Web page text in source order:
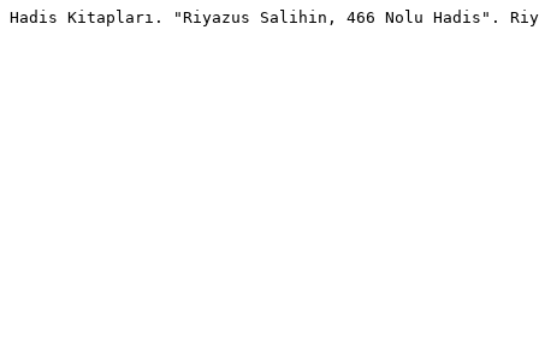
Hadis Kitapları. "Riyazus Salihin, 466 Nolu Hadis".